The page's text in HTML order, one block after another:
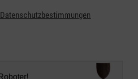
Datenschutzbestimmungen